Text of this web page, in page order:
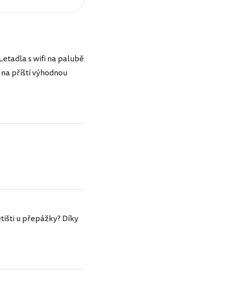
s wifi na palubě
příští výhodnou
u přepážky? Díky